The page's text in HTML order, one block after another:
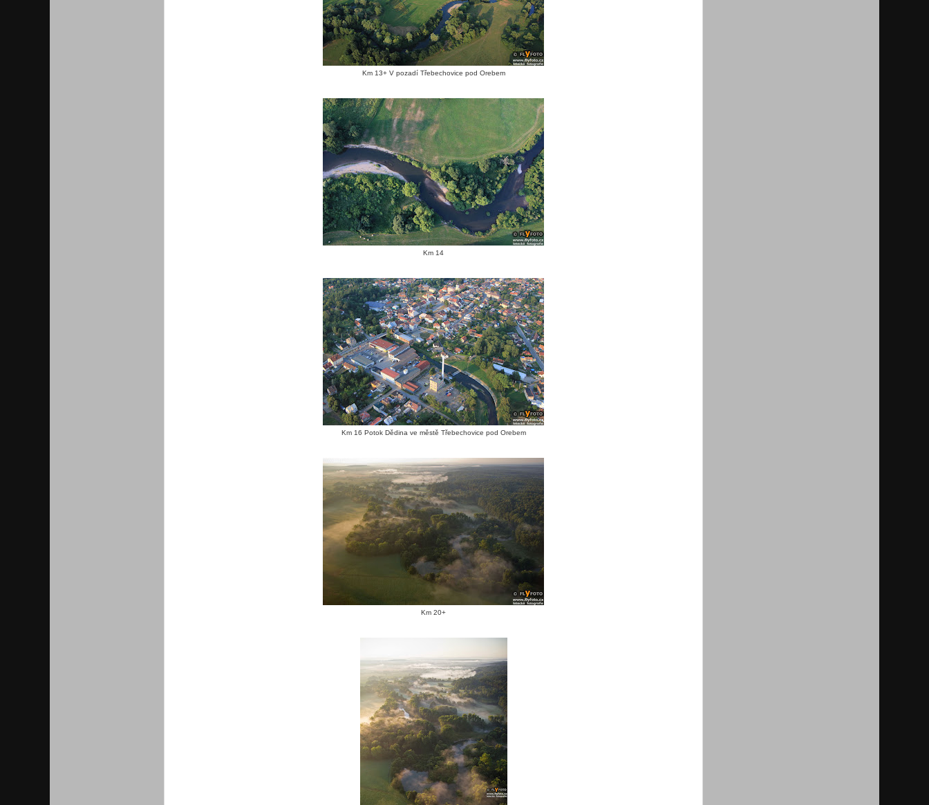
Km 13+ V pozadí Třebechovice pod Orebem
Km 14
Km 16 Potok Dědina ve městě Třebechovice pod Orebem
Km 20+